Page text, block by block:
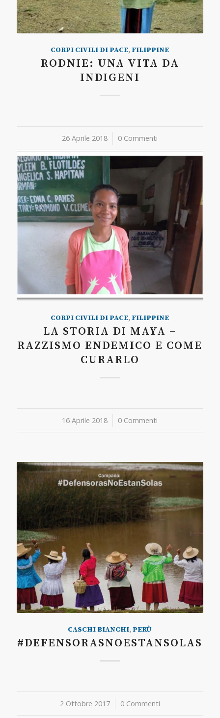
CORPI CIVILI DI PACE, FILIPPINE
RODNIE: UNA VITA DA
INDIGENI
26 Aprile 2018
/ 0 Commenti
CORPI CIVILI DI PACE, FILIPPINE
LA STORIA DI MAYA –
RAZZISMO ENDEMICO E COME
CURARLO
16 Aprile 2018
/ 0 Commenti
CASCHI BIANCHI, PERÙ
#DEFENSORASNOESTANSOLAS
2 Ottobre 2017
/ 0 Commenti